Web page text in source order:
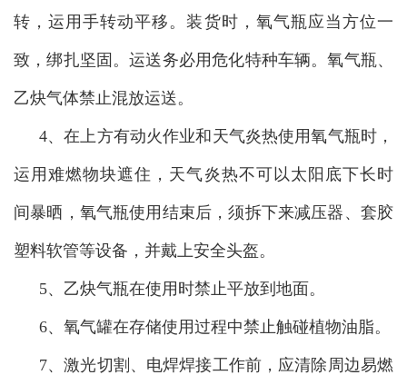
转，运用手转动平移。装货时，氧气瓶应当方位一
致，绑扎坚固。运送务必用危化特种车辆。氧气瓶、
乙炔气体禁止混放运送。
4、在上方有动火作业和天气炎热使用氧气瓶时，
运用难燃物块遮住，天气炎热不可以太阳底下长时
间暴晒，氧气瓶使用结束后，须拆下来减压器、套胶
塑料软管等设备，并戴上安全头盔。
5、乙炔气瓶在使用时禁止平放到地面。
6、氧气罐在存储使用过程中禁止触碰植物油脂。
7、激光切割、电焊焊接工作前，应清除周边易燃